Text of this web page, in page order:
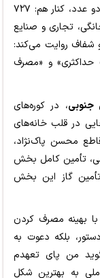
۷۲۶ میلیون مترمکعب رسید؛ عددی شگفت‌انگیز. دو عدد، کنار هم: ۷۲۷
در بخش خانگی، تجاری و صنایع
و شفاف روایت می‌کند:
حداکثری» و «مصرف
جنوبی، در کوره‌های
در قلب خانه‌های
محسن پاک‌نژاد،
تأمین کامل بخش
گاز این بخش
بهینه مصرف کردن
بلکه دعوت به
من پای تعهدم
ملی به بهترین شکل